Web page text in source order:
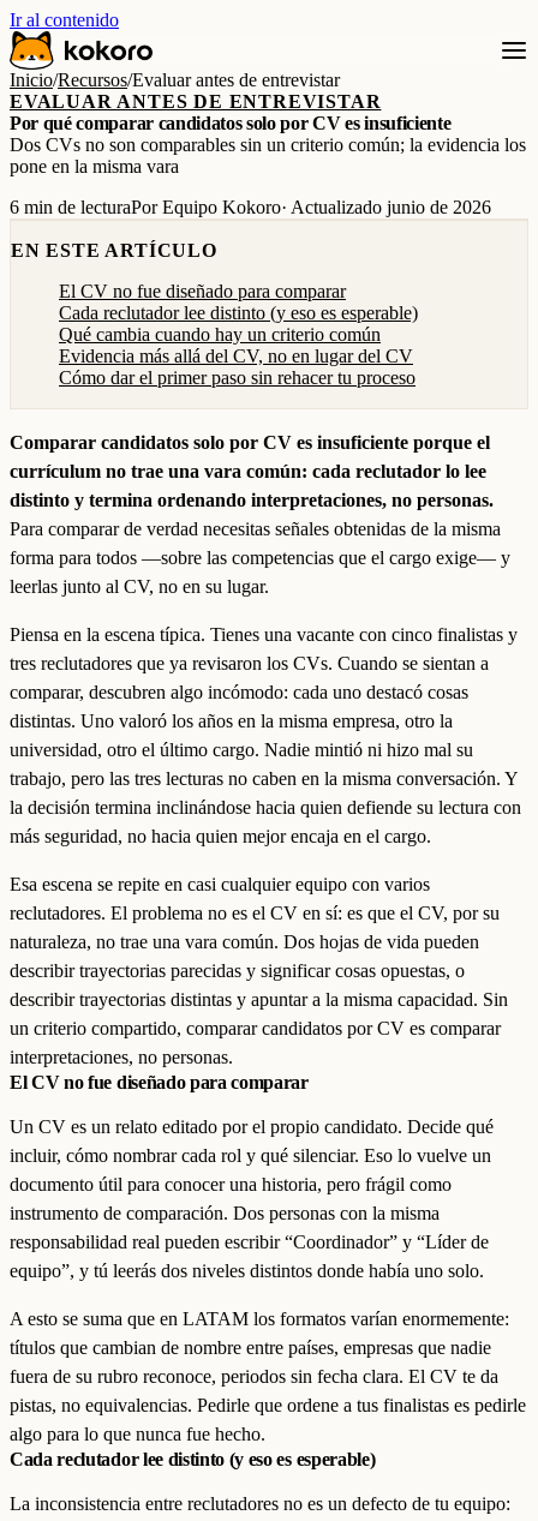
Ir al contenido
Inicio/Recursos/Evaluar antes de entrevistar
EVALUAR ANTES DE ENTREVISTAR
Por qué comparar candidatos solo por CV es insuficiente
Dos CVs no son comparables sin un criterio común; la evidencia los
pone en la misma vara
6 min de lecturaPor Equipo Kokoro· Actualizado junio de 2026
EN ESTE ARTÍCULO
El CV no fue diseñado para comparar
Cada reclutador lee distinto (y eso es esperable)
Qué cambia cuando hay un criterio común
Evidencia más allá del CV, no en lugar del CV
Cómo dar el primer paso sin rehacer tu proceso
Comparar candidatos solo por CV es insuficiente porque el
currículum no trae una vara común: cada reclutador lo lee
distinto y termina ordenando interpretaciones, no personas.
Para comparar de verdad necesitas señales obtenidas de la misma
forma para todos —sobre las competencias que el cargo exige— y
leerlas junto al CV, no en su lugar.
Piensa en la escena típica. Tienes una vacante con cinco finalistas y
tres reclutadores que ya revisaron los CVs. Cuando se sientan a
comparar, descubren algo incómodo: cada uno destacó cosas
distintas. Uno valoró los años en la misma empresa, otro la
universidad, otro el último cargo. Nadie mintió ni hizo mal su
trabajo, pero las tres lecturas no caben en la misma conversación. Y
la decisión termina inclinándose hacia quien defiende su lectura con
más seguridad, no hacia quien mejor encaja en el cargo.
Esa escena se repite en casi cualquier equipo con varios
reclutadores. El problema no es el CV en sí: es que el CV, por su
naturaleza, no trae una vara común. Dos hojas de vida pueden
describir trayectorias parecidas y significar cosas opuestas, o
describir trayectorias distintas y apuntar a la misma capacidad. Sin
un criterio compartido, comparar candidatos por CV es comparar
interpretaciones, no personas.
El CV no fue diseñado para comparar
Un CV es un relato editado por el propio candidato. Decide qué
incluir, cómo nombrar cada rol y qué silenciar. Eso lo vuelve un
documento útil para conocer una historia, pero frágil como
instrumento de comparación. Dos personas con la misma
responsabilidad real pueden escribir “Coordinador” y “Líder de
equipo”, y tú leerás dos niveles distintos donde había uno solo.
A esto se suma que en LATAM los formatos varían enormemente:
títulos que cambian de nombre entre países, empresas que nadie
fuera de su rubro reconoce, periodos sin fecha clara. El CV te da
pistas, no equivalencias. Pedirle que ordene a tus finalistas es pedirle
algo para lo que nunca fue hecho.
Cada reclutador lee distinto (y eso es esperable)
La inconsistencia entre reclutadores no es un defecto de tu equipo: